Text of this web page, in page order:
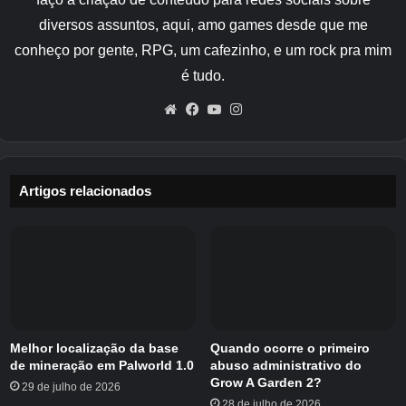
personalizados no laboratório | Splitgate 2:
Durante toda a temporada 1 Battle Pass
Contents | Splitgate 2: Como ganhar o
Lançamento Celebration Event Rewards |
Splitgate 2: Como funcionam os capítulos de
passe de batalha? | Respondeu | Splitgate 2:
arma para a qual deseja ganhar esses
prestigiados Camo. Simplesmente use a arma
para matar a oposição que a nivelará com o
diversos assuntos, aqui, amo games desde que me
conheço por gente, RPG, um cafezinho, e um rock pra mim
é tudo.
WebsiteFacebook
YouTube
Artigos relacionados
Melhor localização da base
de mineração em Palworld 1.0
29 de julho de 2026
Quando ocorre o primeiro
abuso administrativo do
Grow A Garden 2?